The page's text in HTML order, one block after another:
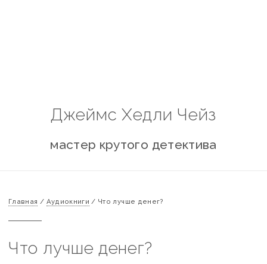
Джеймс Хедли Чейз
мастер крутого детектива
Главная / Аудиокниги / Что лучше денег?
Что лучше денег?